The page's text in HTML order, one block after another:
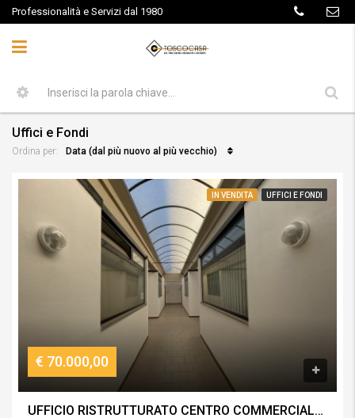
Professionalità e Servizi dal 1980
Uffici e Fondi
Ordina per: Data (dal più nuovo al più vecchio)
IN VENDITA UFFICI E FONDI
€ 70.000,00
UFFICIO RISTRUTTURATO CENTRO COMMERCIALE LE PALME